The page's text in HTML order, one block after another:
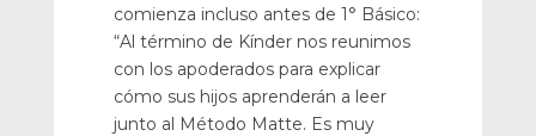
comienza incluso antes de 1° Básico:
“Al término de Kínder nos reunimos
con los apoderados para explicar
cómo sus hijos aprenderán a leer
junto al Método Matte. Es muy